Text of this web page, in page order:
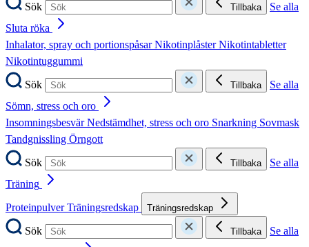
Sök
Tillbaka
Se alla
Sluta röka
Inhalator, spray och portionspåsarNikotinplåsterNikotintabletter
Nikotintuggummi
Sök
Tillbaka
Se alla
Sömn, stress och oro
InsomningsbesvärNedstämdhet, stress och oro Snarkning Sovmask
Tandgnissling Örngott
Sök
Tillbaka
Se alla
Träning
ProteinpulverTräningsredskap Träningsredskap
Sök Tillbaka
Se alla